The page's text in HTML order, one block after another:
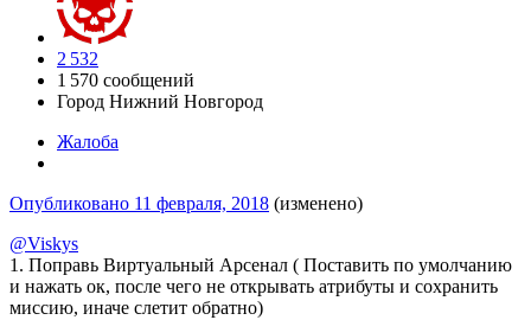
2 532
1 570 сообщений
Город Нижний Новгород
Жалоба
Опубликовано 11 февраля, 2018 (изменено)
@Viskys
1. Поправь Виртуальный Арсенал ( Поставить по умолчанию
и нажать ок, после чего не открывать атрибуты и сохранить
миссию, иначе слетит обратно)